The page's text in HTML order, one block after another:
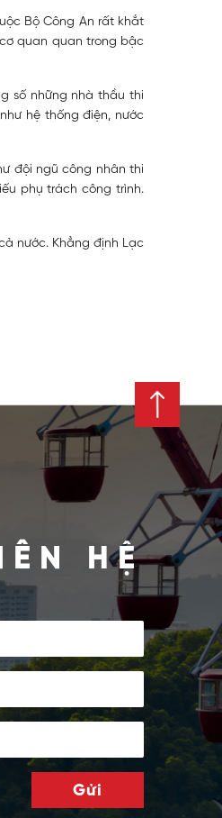
Bộ Công An rất khắt
quan quan trong bậc
số những nhà thầu thi
hệ thống điện, nước
đội ngũ công nhân thi
phụ trách công trình.
nước. Khẳng định Lạc
HỆ
Gửi